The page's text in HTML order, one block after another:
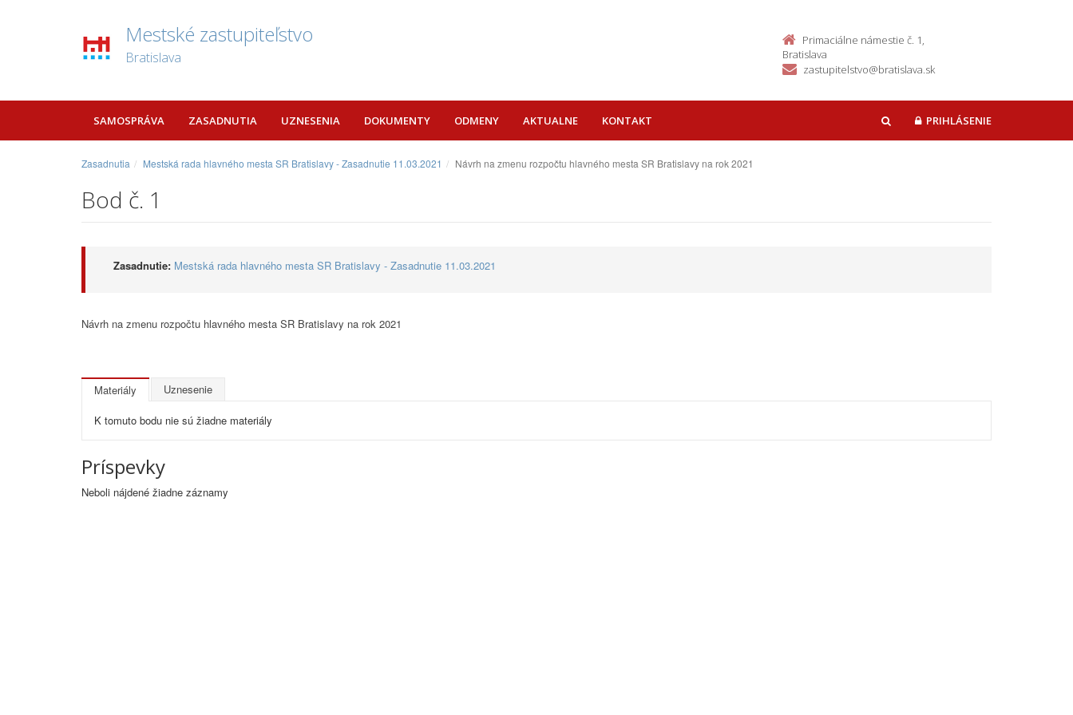
Mestské zastupiteľstvo
Bratislava
Primaciálne námestie č. 1,
Bratislava
zastupitelstvo@bratislava.sk
SAMOSPRÁVA ZASADNUTIA UZNESENIA DOKUMENTY ODMENY AKTUALNE KONTAKT HĽADAŤPRIHLÁSENIE
Zasadnutia Mestská rada hlavného mesta SR Bratislavy - Zasadnutie 11.03.2021 Návrh na zmenu rozpočtu hlavného mesta SR Bratislavy na rok 2021
Bod č. 1
Zasadnutie: Mestská rada hlavného mesta SR Bratislavy - Zasadnutie 11.03.2021
Návrh na zmenu rozpočtu hlavného mesta SR Bratislavy na rok 2021
Materiály Uznesenie
K tomuto bodu nie sú žiadne materiály
Príspevky
Neboli nájdené žiadne záznamy